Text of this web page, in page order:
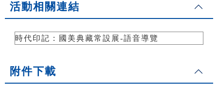
活動相關連結
時代印記：國美典藏常設展-語音導覽
附件下載